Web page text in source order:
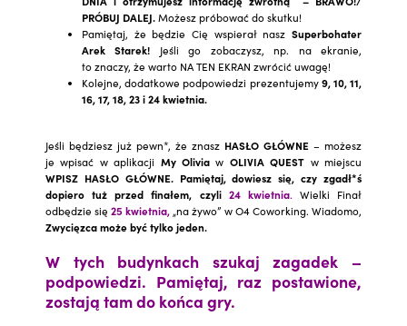
PRÓBUJ DALEJ.Możesz próbować do skutku!
Pamiętaj, że będzie Cię wspierał nasz Superbohater
Arek Starek! Jeśli go zobaczysz, np. na ekranie,
to znaczy, że warto NA TEN EKRAN zwrócić uwagę!
Kolejne, dodatkowe podpowiedzi prezentujemy9, 10, 11,
16, 17, 18, 23 i 24 kwietnia.
Jeśli będziesz już pewn*, że znasz HASŁO GŁÓWNE – możesz
je wpisać w aplikacji My Olivia w OLIVIA QUEST w miejscu
WPISZ HASŁO GŁÓWNE. Pamiętaj,dowiesz się, czy zgadł*ś
dopiero tuż przed finałem, czyli 24 kwietnia. Wielki Finał
odbędzie się 25 kwietnia, „na żywo” w O4 Coworking. Wiadomo,
Zwycięzca może byćtylko jeden.
W tych budynkach szukaj zagadek –
podpowiedzi. Pamiętaj, raz postawione,
zostają tam do końca gry.